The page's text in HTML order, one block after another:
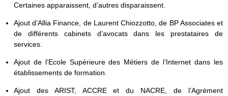
Certaines apparaissent, d’autres disparaissent.
Ajout d’Allia Finance, de Laurent Chiozzotto, de BP Associates et
de différents cabinets d’avocats dans les prestataires de
services.
Ajout de l’Ecole Supérieure des Métiers de l’Internet dans les
établissements de formation.
Ajout des ARIST, ACCRE et du NACRE, de l’Agrément